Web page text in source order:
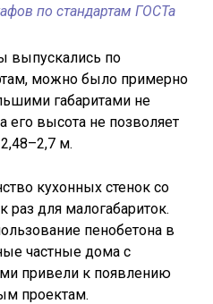
по стандартам ГОСТа
выпускались по
можно было примерно
габаритами не
его высота не позволяет
м.
кухонных стенок со
для малогабариток.
пенобетона в
частные дома с
привели к появлению
проектам.